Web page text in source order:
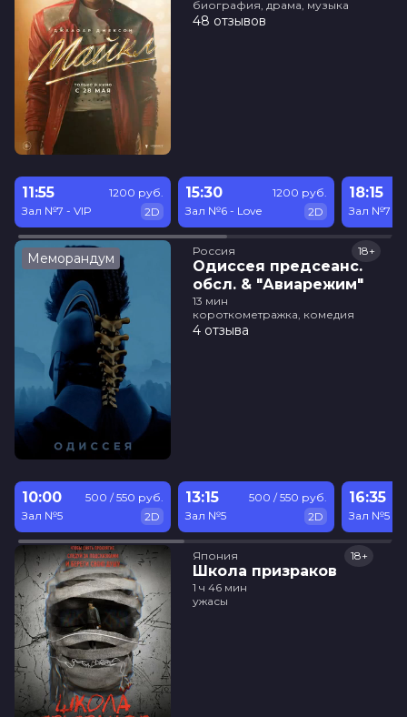
биография, драма, музыка
48 отзывов
11:55
Зал №7 - VIP
1200 руб.
2D
15:30
Зал №6 - Love
1200 руб.
2D
18:15
Зал №7 -
Меморандум Россия
Одиссея предсеанс.
обсл. & "Авиарежим"
18+
13 мин
короткометражка, комедия
4 отзыва
10:00
Зал №5
500 / 550 руб.
2D
13:15
Зал №5
500 / 550 руб.
2D
16:35
Зал №5
Япония
Школа призраков
18+
1 ч 46 мин
ужасы